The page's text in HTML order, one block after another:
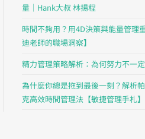
量｜Hank大叔 林揚程
時間不夠用？用4D決策與能量管理
迪老師的職場洞察】
精力管理策略解析：為何努力不一
為什麼你總是拖到最後一刻？解析
克高效時間管理法【敏捷管理手札】